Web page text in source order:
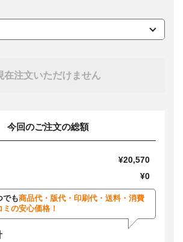
在注文いただけません
今回のご注文の総額
¥20,570
¥0
でも商品代・版代・印刷代・送料・消費
ミの安心価格！